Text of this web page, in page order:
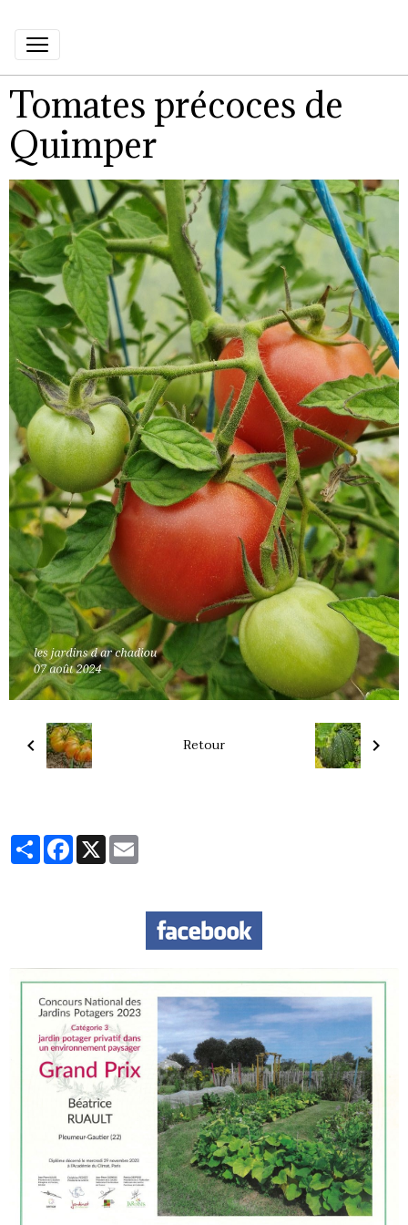
Tomates précoces de
Quimper
Retour
PartagerFacebook
X